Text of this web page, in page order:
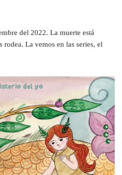
del 2022. La muerte está
rodea. La vemos en las series, el